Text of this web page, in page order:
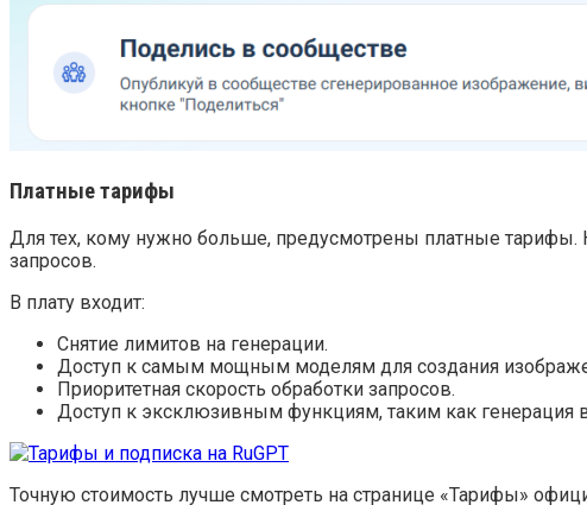
Платные тарифы
Для тех, кому нужно больше, предусмотрены платные
запросов.
В плату входит:
Снятие лимитов на генерации.
Доступ к самым мощным моделям для создания
Приоритетная скорость обработки запросов.
Доступ к эксклюзивным функциям, таким как генерация
Точную стоимость лучше смотреть на странице «Тарифы»